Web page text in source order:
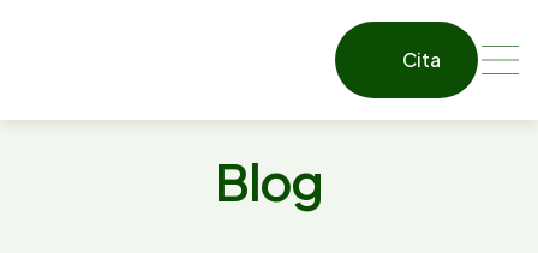
Cita
Blog